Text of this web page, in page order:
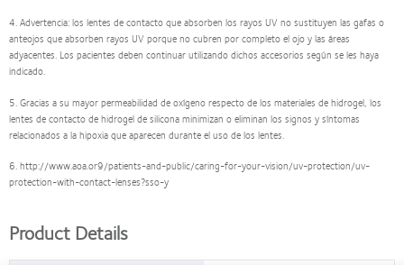
4. Advertencia: los lentes de contacto que absorben los rayos UV no sustituyen las gafas o
anteojos que absorben rayos UV porque no cubren por completo el ojo y las áreas
adyacentes. Los pacientes deben continuar utilizando dichos accesorios según se les haya
indicado.
5. Gracias a su mayor permeabilidad de oxígeno respecto de los materiales de hidrogel, los
lentes de contacto de hidrogel de silicona minimizan o eliminan los signos y síntomas
relacionados a la hipoxia que aparecen durante el uso de los lentes.
6. http://www.aoa.or9/patients-and-public/caring-for-your-vision/uv-protection/uv-
protection-with-contact-lenses?sso-y
Product Details